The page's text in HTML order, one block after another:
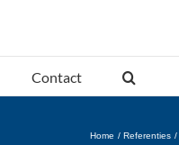
Contact
Home Referenties